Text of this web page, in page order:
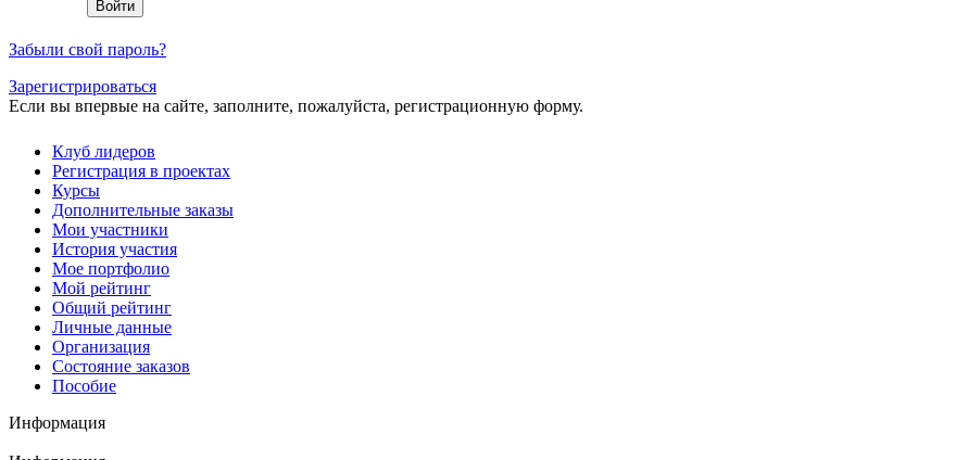
Забыли свой пароль?
Зарегистрироваться
Если вы впервые на сайте, заполните, пожалуйста, регистрационную форму.
Клуб лидеров
Регистрация в проектах
Курсы
Дополнительные заказы
Мои участники
История участия
Мое портфолио
Мой рейтинг
Общий рейтинг
Личные данные
Организация
Cостояние заказов
Пособие
Информация